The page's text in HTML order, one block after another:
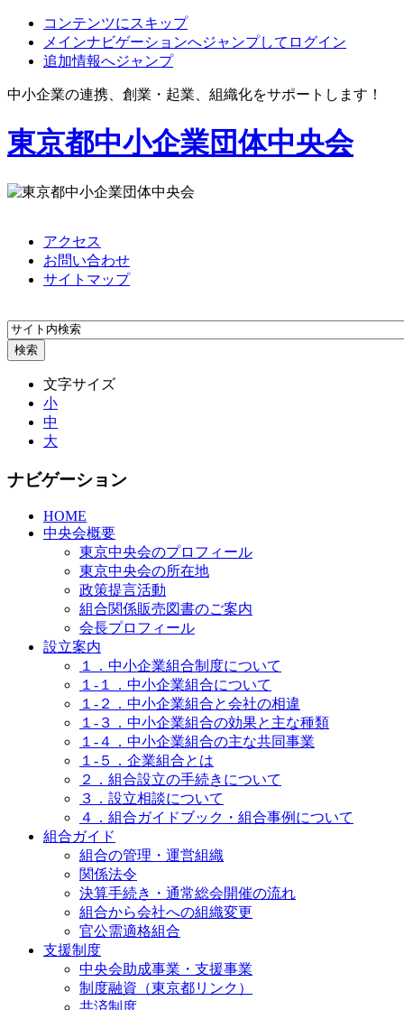
コンテンツにスキップ
メインナビゲーションへジャンプしてログイン
追加情報へジャンプ
中小企業の連携、創業・起業、組織化をサポートします！
東京都中小企業団体中央会
アクセス
お問い合わせ
サイトマップ
文字サイズ
小
中
大
ナビゲーション
HOME
中央会概要
東京中央会のプロフィール
東京中央会の所在地
政策提言活動
組合関係販売図書のご案内
会長プロフィール
設立案内
１．中小企業組合制度について
１-１．中小企業組合について
１-２．中小企業組合と会社の相違
１-３．中小企業組合の効果と主な種類
１-４．中小企業組合の主な共同事業
１-５．企業組合とは
２．組合設立の手続きについて
３．設立相談について
４．組合ガイドブック・組合事例について
組合ガイド
組合の管理・運営組織
関係法令
決算手続き・通常総会開催の流れ
組合から会社への組織変更
官公需適格組合
支援制度
中央会助成事業・支援事業
制度融資（東京都リンク）